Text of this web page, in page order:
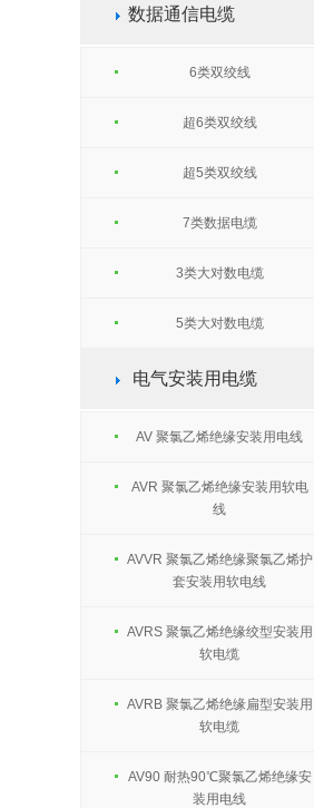
数据通信电缆
6类双绞线
超6类双绞线
超5类双绞线
7类数据电缆
3类大对数电缆
5类大对数电缆
电气安装用电缆
AV 聚氯乙烯绝缘安装用电线
AVR 聚氯乙烯绝缘安装用软电
线
AVVR 聚氯乙烯绝缘聚氯乙烯护
套安装用软电线
AVRS 聚氯乙烯绝缘绞型安装用
软电缆
AVRB 聚氯乙烯绝缘扁型安装用
软电缆
AV90 耐热90℃聚氯乙烯绝缘安
装用电线